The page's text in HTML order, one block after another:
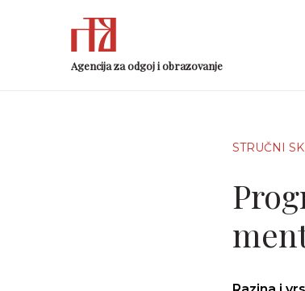
Agencija za odgoj i obrazovanje
STRUČNI